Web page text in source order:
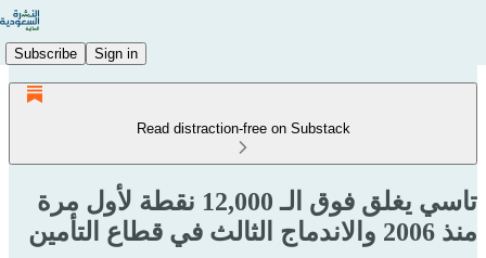
Subscribe Sign in
Read distraction-free on Substack
تاسي يغلق فوق الـ 12,000 نقطة لأول مرة
منذ 2006 والاندماج الثالث في قطاع التأمين